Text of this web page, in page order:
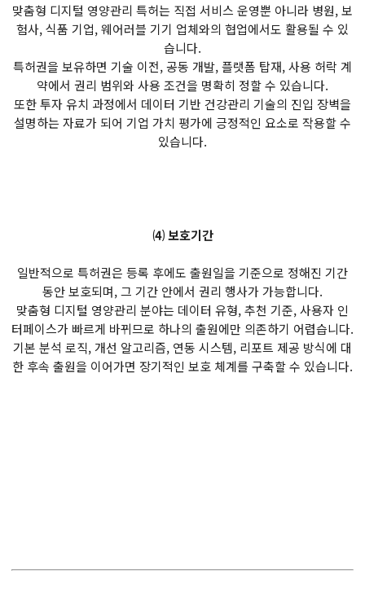
맞춤형 디지털 영양관리 특허는 직접 서비스 운영뿐 아니라 병원, 보
험사, 식품 기업, 웨어러블 기기 업체와의 협업에서도 활용될 수 있
습니다.
특허권을 보유하면 기술 이전, 공동 개발, 플랫폼 탑재, 사용 허락 계
약에서 권리 범위와 사용 조건을 명확히 정할 수 있습니다.
또한 투자 유치 과정에서 데이터 기반 건강관리 기술의 진입 장벽을
설명하는 자료가 되어 기업 가치 평가에 긍정적인 요소로 작용할 수
있습니다.
⑷ 보호기간
일반적으로 특허권은 등록 후에도 출원일을 기준으로 정해진 기간
동안 보호되며, 그 기간 안에서 권리 행사가 가능합니다.
맞춤형 디지털 영양관리 분야는 데이터 유형, 추천 기준, 사용자 인
터페이스가 빠르게 바뀌므로 하나의 출원에만 의존하기 어렵습니다.
기본 분석 로직, 개선 알고리즘, 연동 시스템, 리포트 제공 방식에 대
한 후속 출원을 이어가면 장기적인 보호 체계를 구축할 수 있습니다.